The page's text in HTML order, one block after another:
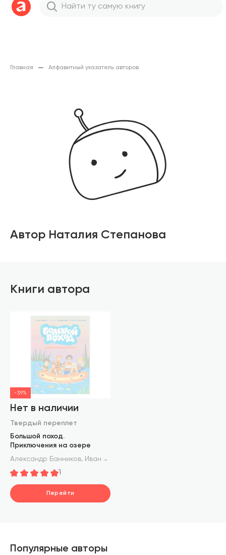
Главная Алфавитный указатель авторов
Автор Наталия Степанова
Книги автора
-39%
Нет в наличии
Твердый переплет
Большой поход.
Приключения на озере
Александр Банников, Иван Черкашин
1
Перейти
Популярные авторы